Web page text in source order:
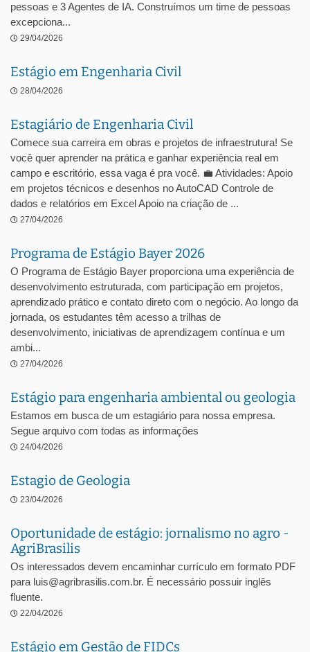
pessoas e 3 Agentes de IA. Construímos um time de pessoas
excepciona...
29/04/2026
Estágio em Engenharia Civil
28/04/2026
Estagiário de Engenharia Civil
Comece sua carreira em obras e projetos de infraestrutura! Se
você quer aprender na prática e ganhar experiência real em
campo e escritório, essa vaga é pra você. 💼 Atividades: Apoio
em projetos técnicos e desenhos no AutoCAD Controle de
dados e relatórios em Excel Apoio na criação de ...
27/04/2026
Programa de Estágio Bayer 2026
O Programa de Estágio Bayer proporciona uma experiência de
desenvolvimento estruturada, com participação em projetos,
aprendizado prático e contato direto com o negócio. Ao longo da
jornada, os estudantes têm acesso a trilhas de
desenvolvimento, iniciativas de aprendizagem contínua e um
ambi...
27/04/2026
Estágio para engenharia ambiental ou geologia
Estamos em busca de um estagiário para nossa empresa.
Segue arquivo com todas as informações
24/04/2026
Estagio de Geologia
23/04/2026
Oportunidade de estágio: jornalismo no agro -
AgriBrasilis
Os interessados devem encaminhar currículo em formato PDF
para luis@agribrasilis.com.br. É necessário possuir inglês
fluente.
22/04/2026
Estágio em Gestão de FIDCs